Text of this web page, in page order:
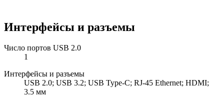
Интерфейсы и разъемы
Число портов USB 2.0
1
Интерфейсы и разъемы
USB 2.0; USB 3.2; USB Type-C; RJ-45 Ethernet; HDMI;
3.5 мм